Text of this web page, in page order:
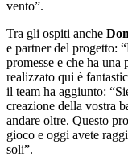
vento”.
Tra gli ospiti anche
e partner del progetto:
promesse e che ha
realizzato qui è
il team ha aggiunto:
creazione della vostra
andare oltre. Questo
gioco e oggi avete
soli”.